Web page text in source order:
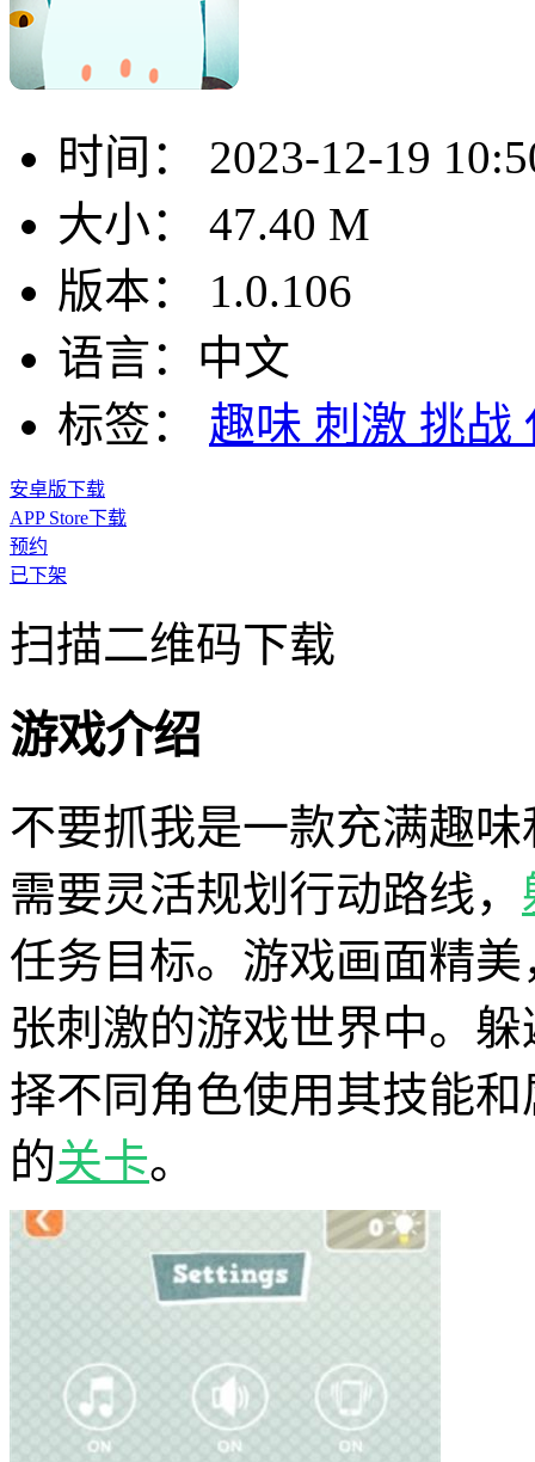
时间：
2023-12-19
大小：
47.40 M
版本：
1.0.106
语言： 中文
标签：
趣味 刺激 挑战
安卓版下载
APP Store下载
预约
已下架
扫描二维码下载
游戏介绍
不要抓我是一款充满趣
需要灵活规划行动路线，
任务目标。游戏画面精
张刺激的游戏世界中。
择不同角色使用其技能
的关卡。